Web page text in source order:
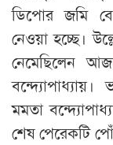
ডিপোর জমি
নেওয়া হচ্ছে।
নেমেছিলেন
মমতা
শেষ পেরেকটি